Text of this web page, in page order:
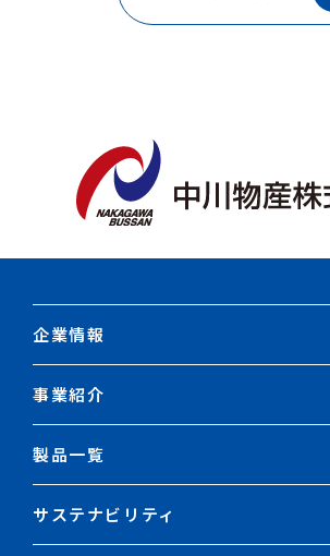
企業情報
事業紹介
製品一覧
サステナビリティ